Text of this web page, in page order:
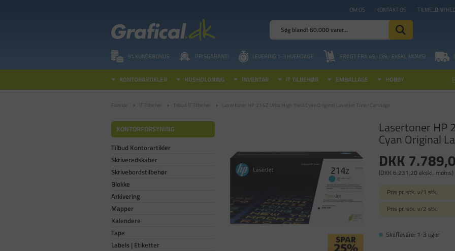
OM OS KONTAKT OS TILMELD
5% KUNDEBONUS PRISGARANTI LEVERING 1-3 HVERDAGE FRAGT FRA 49,- (39,- EKSKL. MOMS)
KONTORARTIKLER HUSHOLDNING INVENTAR IT TILBEHØR EMBALLAGE HOBBY
Forside IT Tilbehør Tilbud IT Tilbehør Lasertoner HP 214Z Ultra High Yield Cyan Original LaserJet Toner Cartridge
KONTORFORSYNING
Tilbud Kontorartikler
Skriveredskaber
Skrivebordstilbehør
Blokke
Arkivering
Mapper
Kalendere
Tape
Labels | Etiketter
Lasertoner HP
Cyan Original
DKK
(DKK 6.231,20 ekskl. moms)
Pris pr. stk. v/1 stk.
Pris pr. stk. v/2 stk.
Skaffevare: 1-3 uger